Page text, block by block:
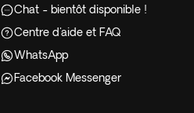
Chat - bientôt disponible !
Centre d'aide et FAQ
WhatsApp
Facebook Messenger